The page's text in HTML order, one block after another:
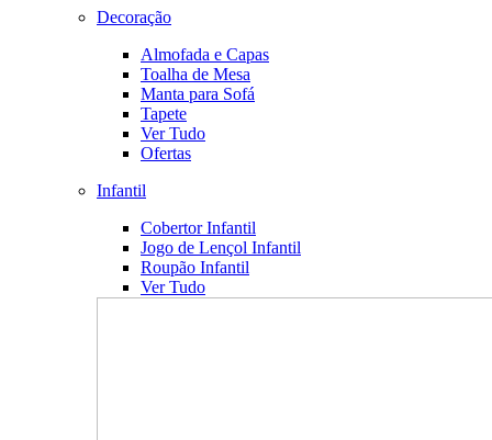
Decoração
Almofada e Capas
Toalha de Mesa
Manta para Sofá
Tapete
Ver Tudo
Ofertas
Infantil
Cobertor Infantil
Jogo de Lençol Infantil
Roupão Infantil
Ver Tudo